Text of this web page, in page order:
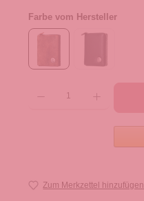
Farbe vom Hersteller
Zum Merkzettel hinzufügen